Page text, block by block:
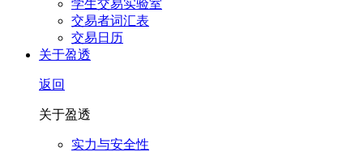
学生交易实验室
交易者词汇表
交易日历
关于盈透
返回
关于盈透
实力与安全性